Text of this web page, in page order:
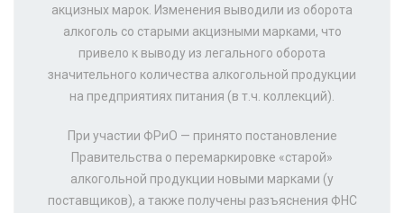
акцизных марок. Изменения выводили из оборота
алкоголь со старыми акцизными марками, что
привело к выводу из легального оборота
значительного количества алкогольной продукции
на предприятиях питания (в т.ч. коллекций).
При участии ФРиО — принято постановление
Правительства о перемаркировке «старой»
алкогольной продукции новыми марками (у
поставщиков), а также получены разъяснения ФНС